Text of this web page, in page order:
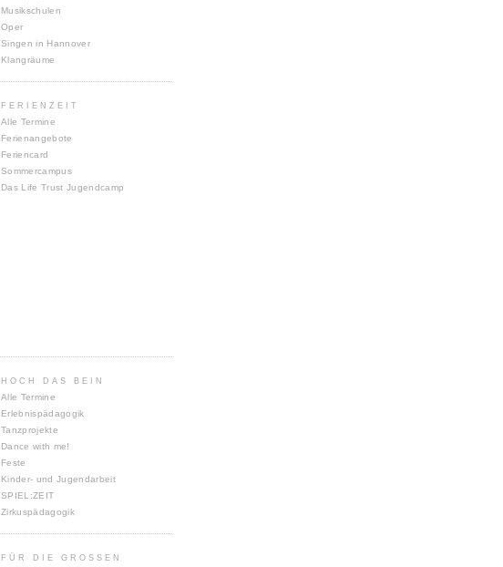
Musikschulen
Oper
Singen in Hannover
Klangräume
FERIENZEIT
Alle Termine
Ferienangebote
Feriencard
Sommercampus
Das Life Trust Jugendcamp
HOCH DAS BEIN
Alle Termine
Erlebnispädagogik
Tanzprojekte
Dance with me!
Feste
Kinder- und Jugendarbeit
SPIEL:ZEIT
Zirkuspädagogik
FÜR DIE GROSSEN